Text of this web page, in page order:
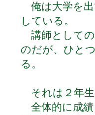
俺は大学を出
している。
講師として
のだが、ひと
る。
それは２年
全体的に成績